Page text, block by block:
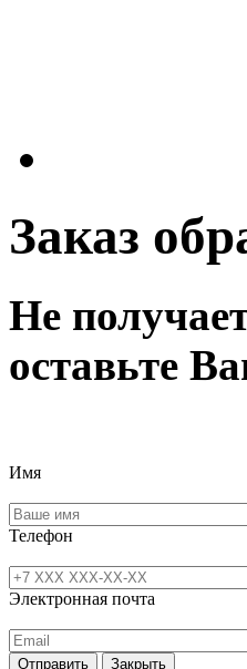
Заказ
Не
оставьте
Имя
Телефон
Электронная почта
Отправить Закрыть